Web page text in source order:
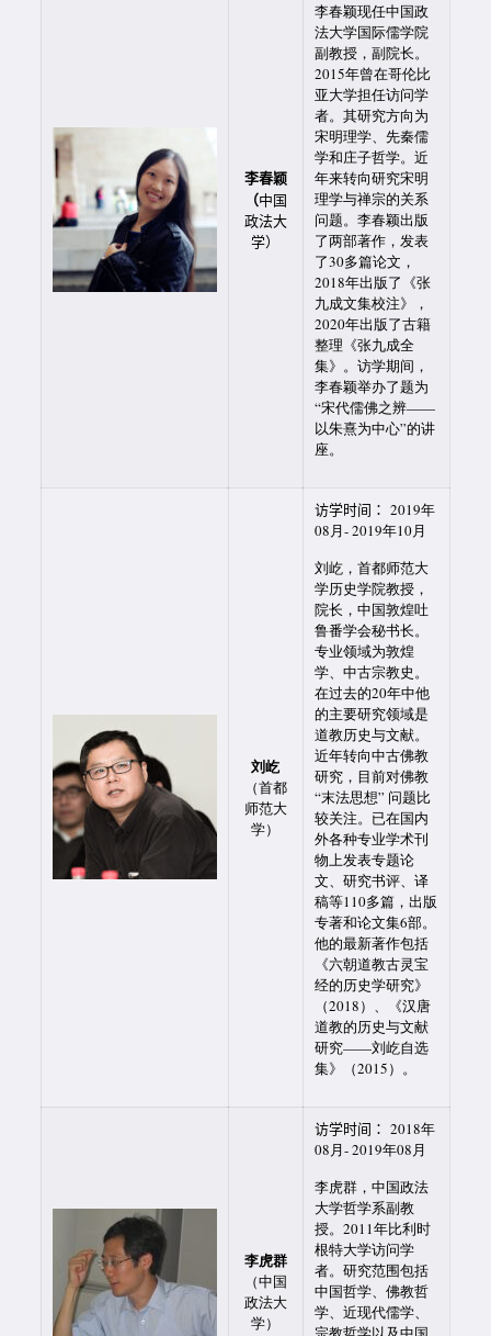
李春颖
（中国
政法大
学）
李春颖现任中国政
法大学国际儒学院
副教授，副院长。
2015年曾在哥伦比
亚大学担任访问学
者。其研究方向为
宋明理学、先秦儒
学和庄子哲学。近
年来转向研究宋明
理学与禅宗的关系
问题。李春颖出版
了两部著作，发表
了30多篇论文，
2018年出版了《张
九成文集校注》，
2020年出版了古籍
整理《张九成全
集》。访学期间，
李春颖举办了题为
“宋代儒佛之辨——
以朱熹为中心”的讲
座。
刘屹
（首都
师范大
学）
访学时间： 2019年
08月- 2019年10月
刘屹，首都师范大
学历史学院教授，
院长，中国敦煌吐
鲁番学会秘书长。
专业领域为敦煌
学、中古宗教史。
在过去的20年中他
的主要研究领域是
道教历史与文献。
近年转向中古佛教
研究，目前对佛教
“末法思想” 问题比
较关注。已在国内
外各种专业学术刊
物上发表专题论
文、研究书评、译
稿等110多篇，出版
专著和论文集6部。
他的最新著作包括
《六朝道教古灵宝
经的历史学研究》
（2018）、《汉唐
道教的历史与文献
研究——刘屹自选
集》（2015）。
李虎群
（中国
政法大
学）
访学时间： 2018年
08月- 2019年08月
李虎群，中国政法
大学哲学系副教
授。2011年比利时
根特大学访问学
者。研究范围包括
中国哲学、佛教哲
学、近现代儒学、